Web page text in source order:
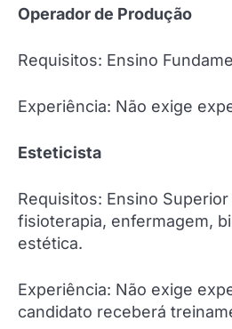
Operador de Produção
Requisitos: Ensino
Experiência: Não exige
Esteticista
Requisitos: Ensino
fisioterapia, enfermagem,
estética.
Experiência: Não exige
candidato receberá